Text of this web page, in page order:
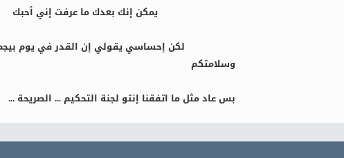
يمكن إنك بعدك ما عرفت إني أحبك
لكن إحساسي يقولي إن القدر في يوم
وسلامتكم
بس عاد مثل ما اتفقنا إنتو لجنة التحكيم ... الصريحة ...